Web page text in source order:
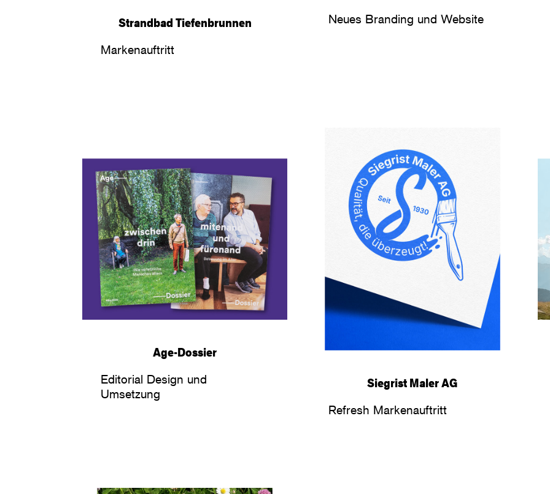
Strandbad Tiefenbrunnen
Markenauftritt
Neues Branding und Website
Age-Dossier
Editorial Design und
Umsetzung
Siegrist Maler AG
Refresh Markenauftritt